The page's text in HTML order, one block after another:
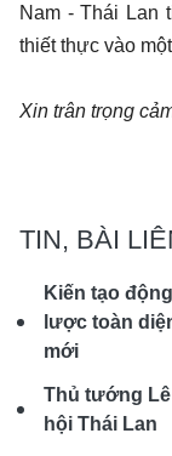
Nam - Thái Lan
thiết thực vào
Xin trân trọng
TIN, BÀI
Kiến tạo
lược toàn
mới
Thủ tướng
hội Thái Lan